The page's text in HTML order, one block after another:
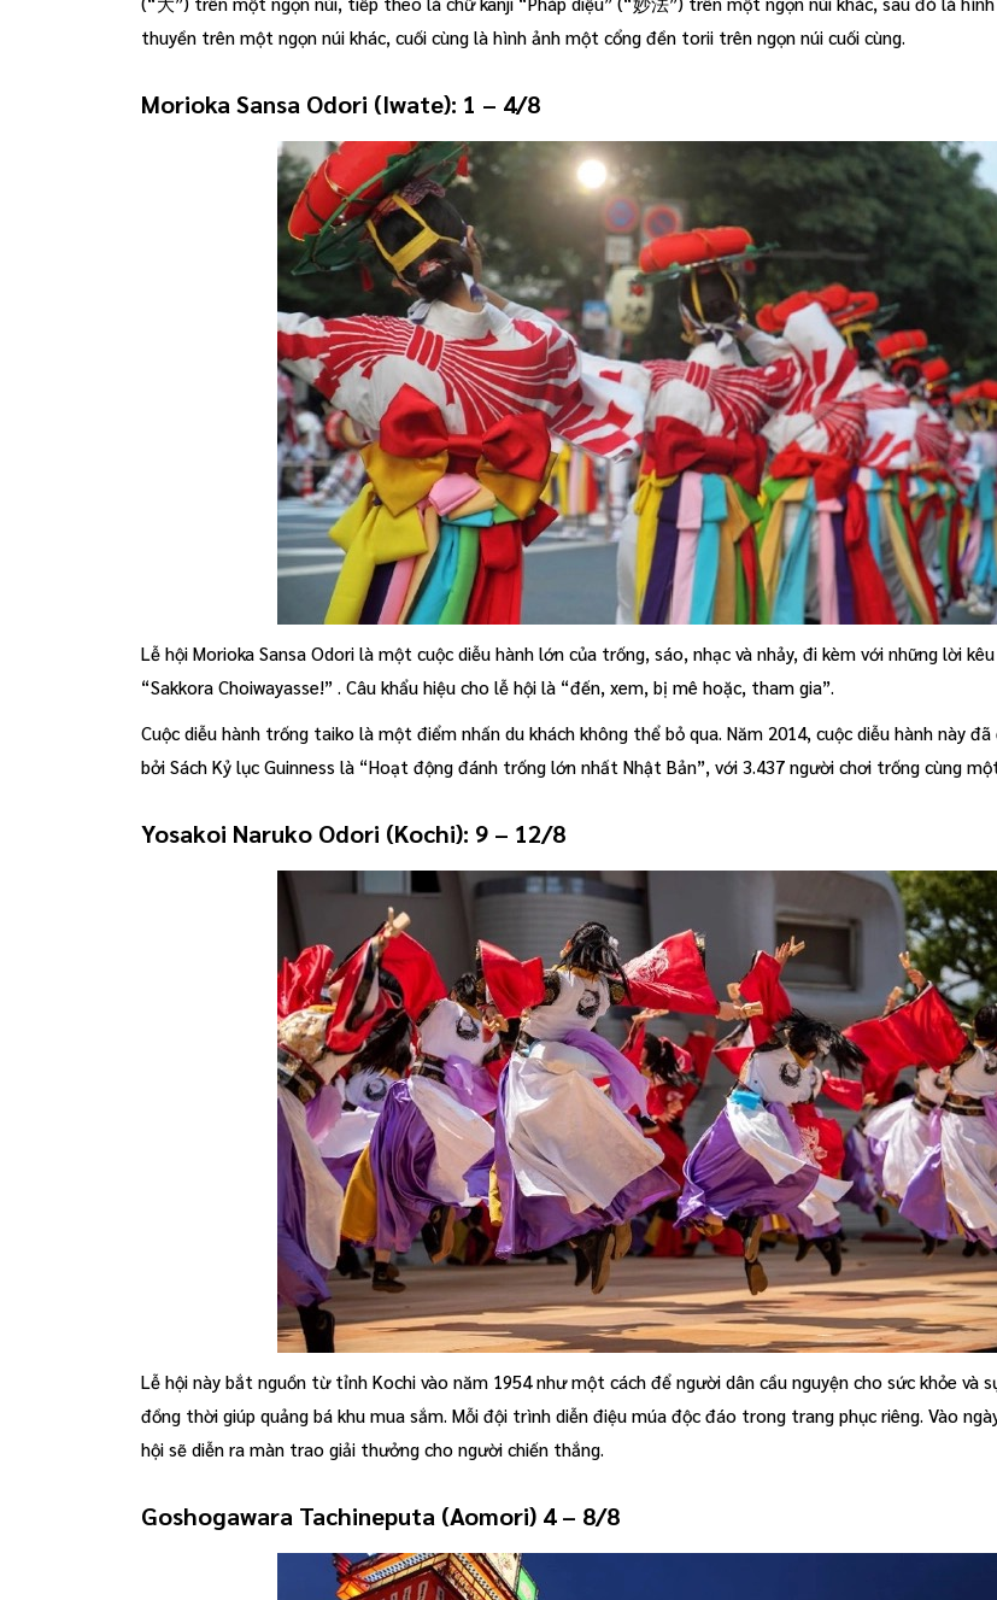
thuyền trên một ngọn núi khác, cuối cùng là hình ảnh một cổng đền torii trên ngọn núi cuối cùng.
Morioka Sansa Odori (Iwate): 1 – 4/8
Lễ hội Morioka Sansa Odori là một cuộc diễu hành lớn của trống, sáo, nhạc và nhảy, đi kèm với những lời
“Sakkora Choiwayasse!” . Câu khẩu hiệu cho lễ hội là “đến, xem, bị mê hoặc, tham gia”.
Cuộc diễu hành trống taiko là một điểm nhấn du khách không thể bỏ qua. Năm 2014, cuộc diễu hành này
bởi Sách Kỷ lục Guinness là “Hoạt động đánh trống lớn nhất Nhật Bản”, với 3.437 người chơi trống cùng
Yosakoi Naruko Odori (Kochi): 9 – 12/8
Lễ hội này bắt nguồn từ tỉnh Kochi vào năm 1954 như một cách để người dân cầu nguyện cho sức khỏe và
đồng thời giúp quảng bá khu mua sắm. Mỗi đội trình diễn điệu múa độc đáo trong trang phục riêng. Vào
hội sẽ diễn ra màn trao giải thưởng cho người chiến thắng.
Goshogawara Tachineputa (Aomori) 4 – 8/8